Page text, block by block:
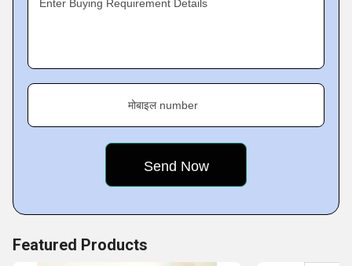
Fact Sheet :
Product Range :
Enter Buying Requirement Details
मोबाइल number
Featured Products